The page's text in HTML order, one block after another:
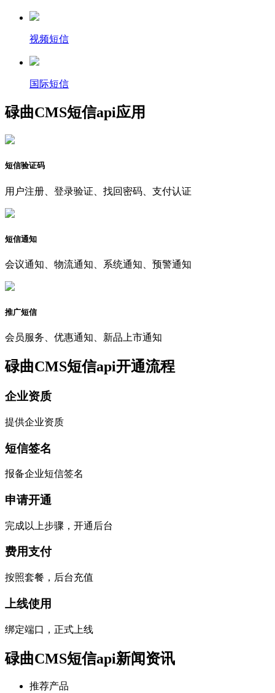
视频短信
国际短信
碌曲CMS短信api应用
短信验证码
用户注册、登录验证、找回密码、支付认证
短信通知
会议通知、物流通知、系统通知、预警通知
推广短信
会员服务、优惠通知、新品上市通知
碌曲CMS短信api开通流程
企业资质
提供企业资质
短信签名
报备企业短信签名
申请开通
完成以上步骤，开通后台
费用支付
按照套餐，后台充值
上线使用
绑定端口，正式上线
碌曲CMS短信api新闻资讯
推荐产品